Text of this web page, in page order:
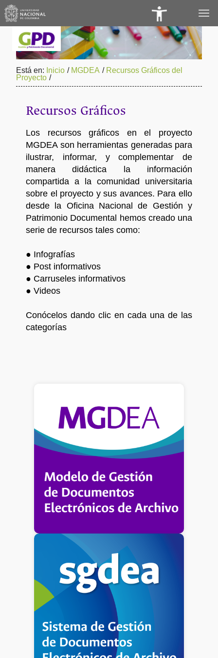
de
Accesibilidad
Está en: Inicio / MGDEA / Recursos Gráficos del
Proyecto /
Recursos Gráficos
Los recursos gráficos en el proyecto
MGDEA son herramientas generadas para
ilustrar, informar, y complementar de
manera didáctica la información
compartida a la comunidad universitaria
sobre el proyecto y sus avances. Para ello
desde la Oficina Nacional de Gestión y
Patrimonio Documental hemos creado una
serie de recursos tales como:
● Infografías
● Post informativos
● Carruseles informativos
● Videos
Conócelos dando clic en cada una de las
categorías